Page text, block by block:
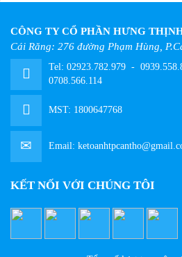
CÔNG TY CỔ PHẦN HƯNG
Cái Răng: 276 đường Phạm Hùng,
Tel: 02923.782.979 -
0708.566.114
MST: 1800647768
Email:
KẾT NỐI VỚI CHÚNG TÔI